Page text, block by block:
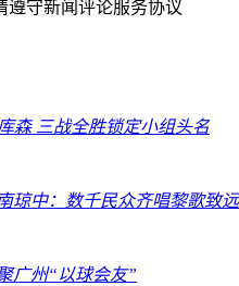
遵守新闻评论服务协议
森 三战全胜锁定小组头名
琼中：数千民众齐唱黎歌致
广州“以球会友”